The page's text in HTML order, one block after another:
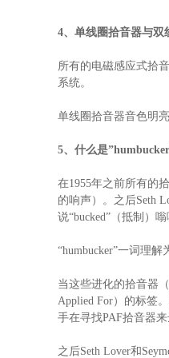
4、单线圈拾音器与双
所有的电磁感应式拾
系统。
单线圈拾音器音色明
5、什么是
在1955年之前所有的
的响声）。之后Seth
说“bucked”（抵制）
“humbucker”一词理
当这些进化的拾音器
Applied For）的标签
手在寻找PAF拾音器
之后Seth Lover和